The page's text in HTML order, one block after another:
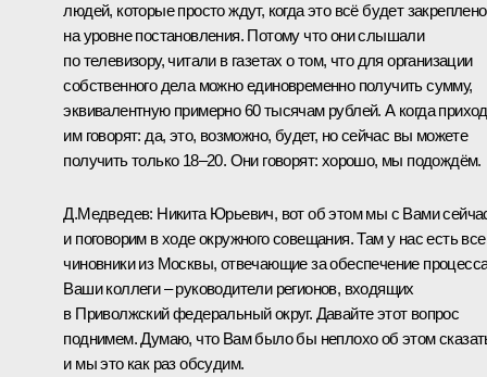
людей, которые просто ждут, когда это всё будет закреплено
на уровне постановления. Потому что они слышали
по телевизору, читали в газетах о том, что для организации
собственного дела можно единовременно получить сумму,
эквивалентную примерно 60 тысячам рублей. А когда
им говорят: да, это, возможно, будет, но сейчас вы можете
получить только 18–20. Они говорят: хорошо, мы подождём.
Д.Медведев: Никита Юрьевич, вот об этом мы с Вами
и поговорим в ходе окружного совещания. Там у нас есть все
чиновники из Москвы, отвечающие за обеспечение
Ваши коллеги – руководители регионов, входящих
в Приволжский федеральный округ. Давайте этот вопрос
поднимем. Думаю, что Вам было бы неплохо об этом
и мы это как раз обсудим.